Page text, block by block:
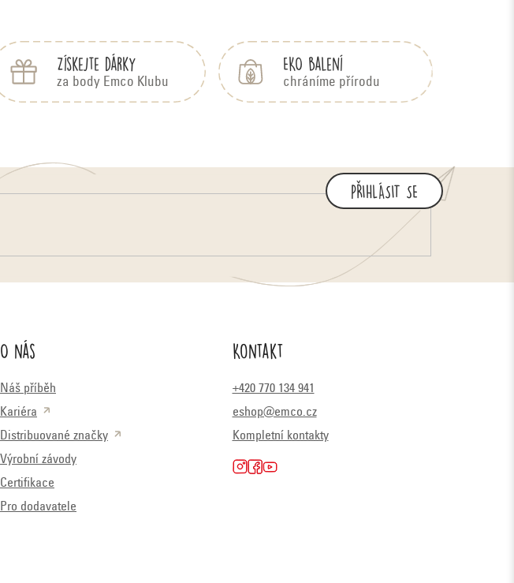
Získejte dárky
za body Emco Klubu
EKO balení
chráníme přírodu
PŘIHLÁSIT SE
O nás
Náš příběh
Kariéra
Distribuované značky
Výrobní závody
Certifikace
Pro dodavatele
Kontakt
+420 770 134 941
eshop@emco.cz
Kompletní kontakty